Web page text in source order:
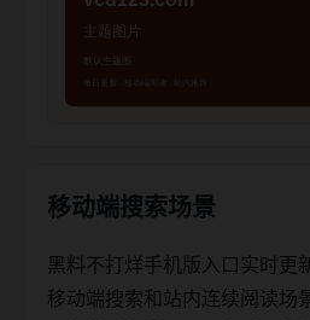
移动端搜索场景
黑料不打烊手机版入口实时更
移动端搜索和站内连续阅读场